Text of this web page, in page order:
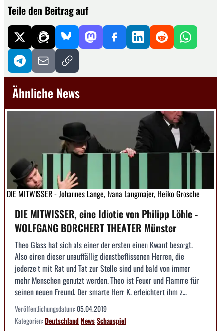
Teile den Beitrag auf
Ähnliche News
DIE MITWISSER - Johannes Lange, Ivana Langmajer, Heiko Grosche
DIE MITWISSER, eine Idiotie von Philipp Löhle -
WOLFGANG BORCHERT THEATER Münster
Theo Glass hat sich als einer der ersten einen Kwant besorgt.
Also einen dieser unauffällig dienstbeflissenen Herren, die
jederzeit mit Rat und Tat zur Stelle sind und bald von immer
mehr Menschen genutzt werden. Theo ist Feuer und Flamme für
seinen neuen Freund. Der smarte Herr K. erleichtert ihm z...
Veröffentlichungsdatum:05.04.2019
Kategorien:DeutschlandNewsSchauspiel